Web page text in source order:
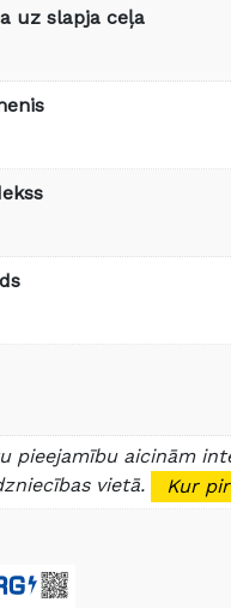
uz slapja ceļa
pieejamību aicinām
vietā.
Kur